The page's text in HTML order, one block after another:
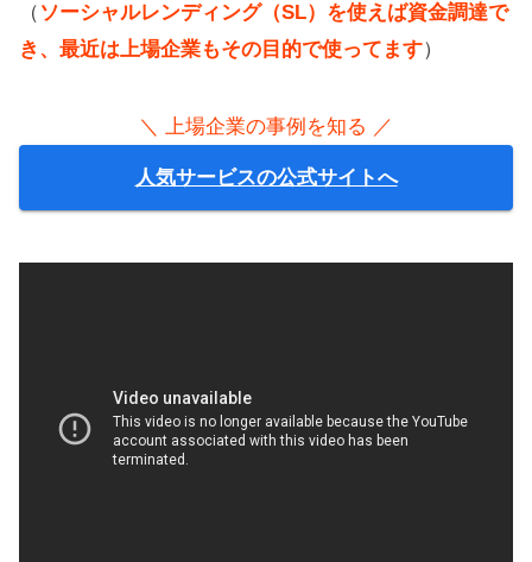
（ ソーシャルレンディング（SL）を使えば資金調達で
き、最近は上場企業もその目的で使ってます）
＼ 上場企業の事例を知る ／
人気サービスの公式サイトへ